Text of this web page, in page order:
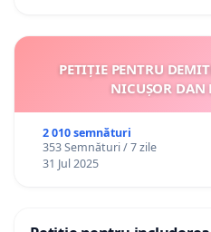
PETIȚIE PENTRU
NICUȘOR DAN
2 010 semnături
353 Semnături / 7 zile
31 Jul 2025